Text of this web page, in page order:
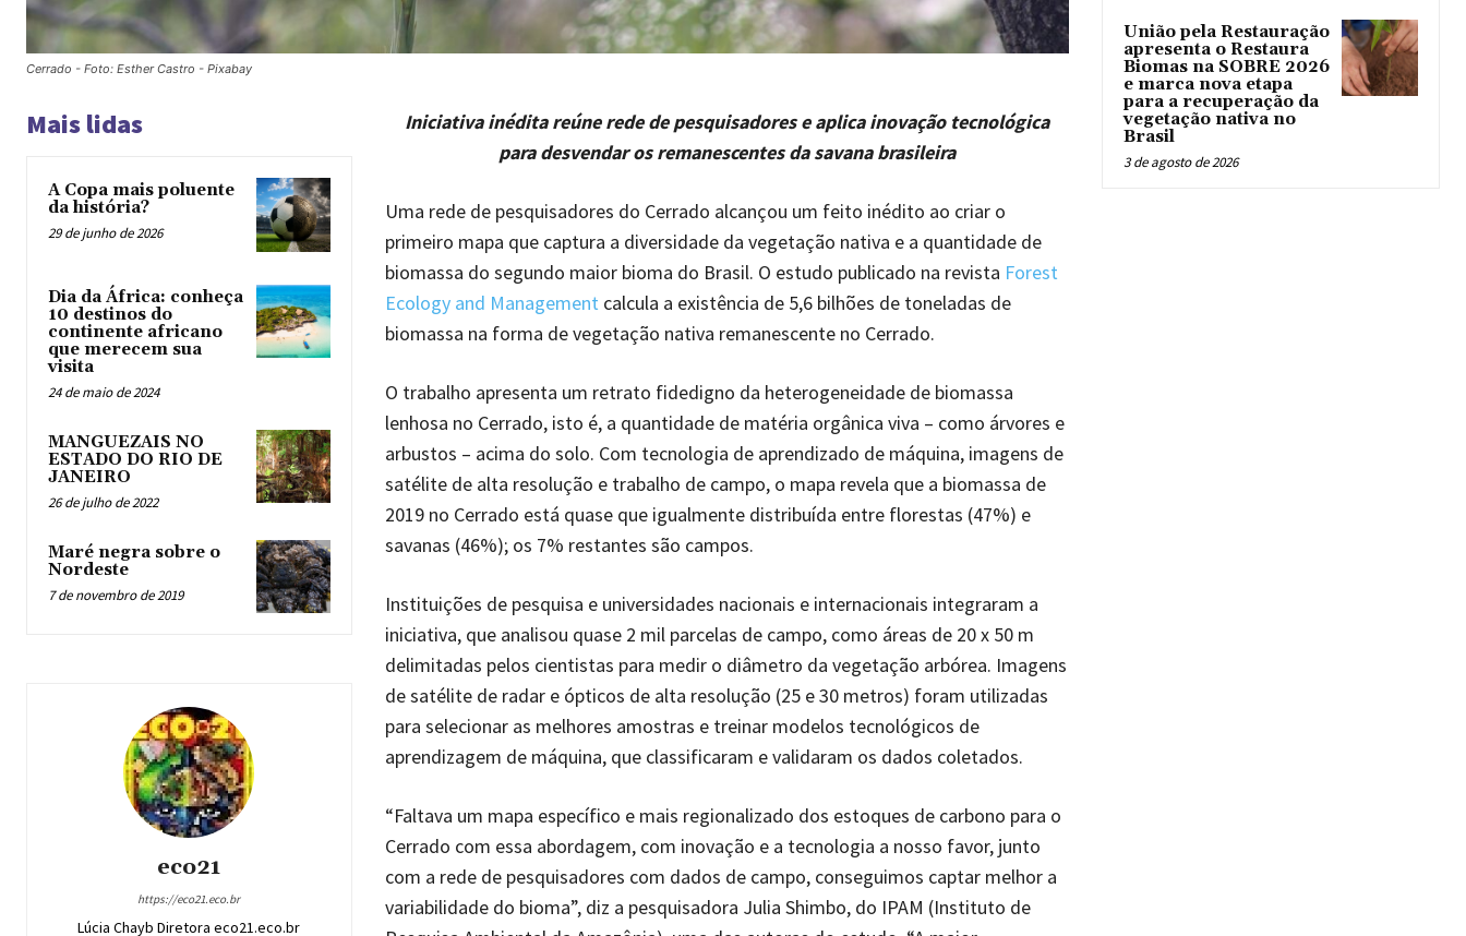
Cerrado - Foto: Esther Castro - Pixabay
Mais lidas
A Copa mais poluente
da história?
29 de junho de 2026
Dia da África: conheça
10 destinos do
continente africano
que merecem sua
visita
24 de maio de 2024
MANGUEZAIS NO
ESTADO DO RIO DE
JANEIRO
26 de julho de 2022
Maré negra sobre o
Nordeste
7 de novembro de 2019
eco21
https://eco21.eco.br
Lúcia Chayb Diretora eco21.eco.br
Iniciativa inédita reúne rede de pesquisadores e aplica inovação tecnológica
para desvendar os remanescentes da savana brasileira
Uma rede de pesquisadores do Cerrado alcançou um feito inédito ao criar o
primeiro mapa que captura a diversidade da vegetação nativa e a quantidade de
biomassa do segundo maior bioma do Brasil. O estudo publicado na revista Forest
Ecology and Management calcula a existência de 5,6 bilhões de toneladas de
biomassa na forma de vegetação nativa remanescente no Cerrado.
O trabalho apresenta um retrato fidedigno da heterogeneidade de biomassa
lenhosa no Cerrado, isto é, a quantidade de matéria orgânica viva – como árvores e
arbustos – acima do solo. Com tecnologia de aprendizado de máquina, imagens de
satélite de alta resolução e trabalho de campo, o mapa revela que a biomassa de
2019 no Cerrado está quase que igualmente distribuída entre florestas (47%) e
savanas (46%); os 7% restantes são campos.
Instituições de pesquisa e universidades nacionais e internacionais integraram a
iniciativa, que analisou quase 2 mil parcelas de campo, como áreas de 20 x 50 m
delimitadas pelos cientistas para medir o diâmetro da vegetação arbórea. Imagens
de satélite de radar e ópticos de alta resolução (25 e 30 metros) foram utilizadas
para selecionar as melhores amostras e treinar modelos tecnológicos de
aprendizagem de máquina, que classificaram e validaram os dados coletados.
“Faltava um mapa específico e mais regionalizado dos estoques de carbono para o
Cerrado com essa abordagem, com inovação e a tecnologia a nosso favor, junto
com a rede de pesquisadores com dados de campo, conseguimos captar melhor a
variabilidade do bioma”, diz a pesquisadora Julia Shimbo, do IPAM (Instituto de
União pela Restauração
apresenta o Restaura
Biomas na SOBRE 2026
e marca nova etapa
para a recuperação da
vegetação nativa no
Brasil
3 de agosto de 2026